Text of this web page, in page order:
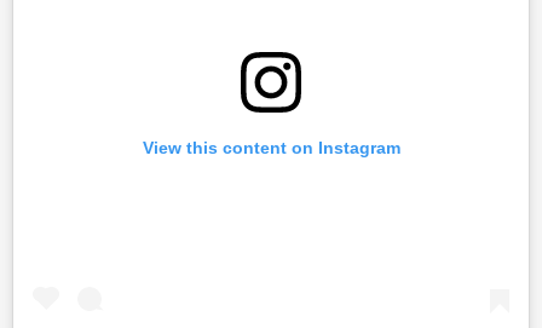
View this content on Instagram